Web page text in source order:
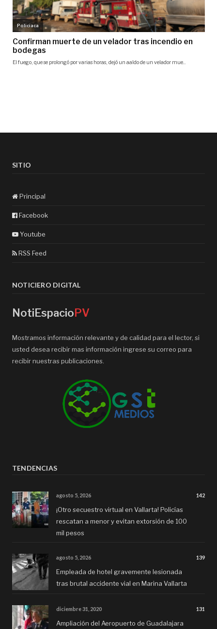
SITIO
Principal
Facebook
Youtube
RSS Feed
NOTICIERO DIGITAL
NotiEspacioPV
Mostramos información relevante y de calidad para el lector, si
usted desea recibir mas información ingrese su correo para
recibir nuestras publicaciones.
TENDENCIAS
agosto 5, 2026 142
¡Otro secuestro virtual en Vallarta! Policías
rescatan a menor y evitan extorsión de 100
mil pesos
agosto 5, 2026 139
Empleada de hotel gravemente lesionada
tras brutal accidente vial en Marina Vallarta
diciembre 31, 2020 131
Ampliación del Aeropuerto de Guadalajara